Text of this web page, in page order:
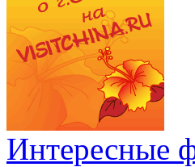
Интересные